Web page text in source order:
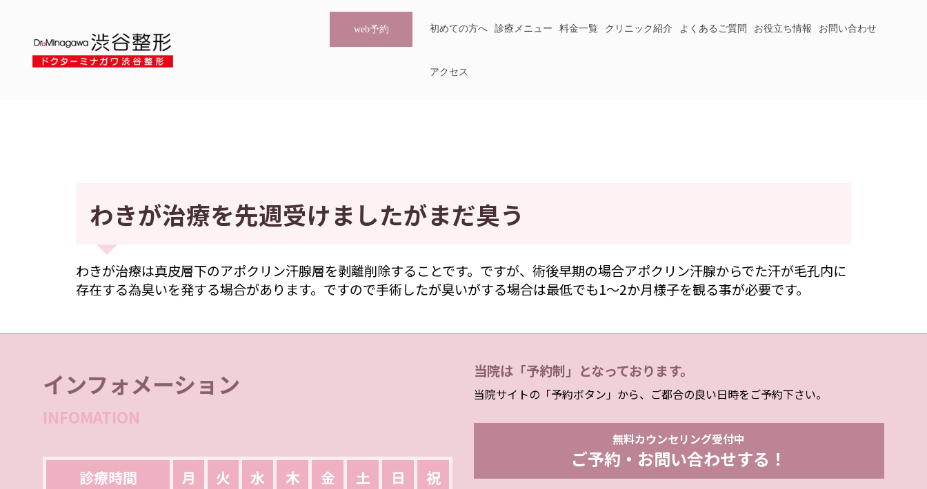
web予約 初めての方へ 診療メニュー 料金一覧 クリニック紹介 よくあるご質問 お役立ち情報 お問い合わせ
アクセス
わきが治療を先週受けましたがまだ臭う
わきが治療は真皮層下のアポクリン汗腺層を剥離削除することです。ですが、術後早期の場合アポクリン汗腺からでた汗が毛孔内に
存在する為臭いを発する場合があります。ですので手術したが臭いがする場合は最低でも1～2か月様子を観る事が必要です。
インフォメーション
INFOMATION
診療時間 月 火 水 木 金 土 日
祝
当院は「予約制」となっております。
当院サイトの「予約ボタン」から、ご都合の良い日時をご予約下さい。
無料カウンセリング受付中
ご予約・お問い合わせする！